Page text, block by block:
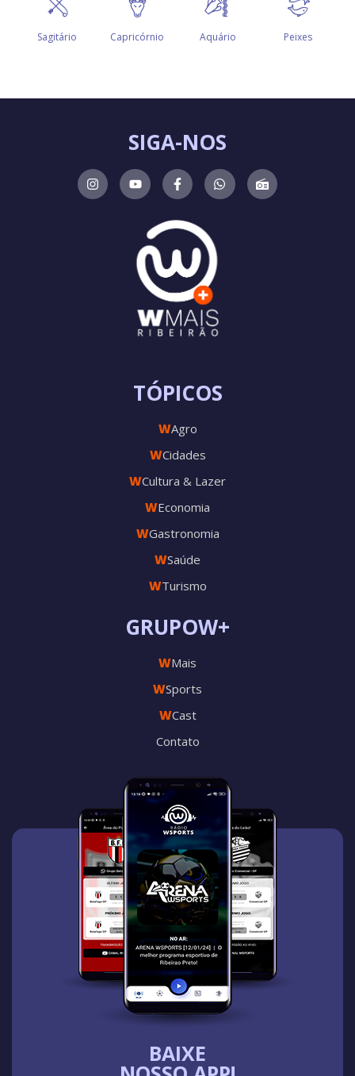
BAIXE
GRUPOW+
WMais
WSports
WCast
Contato
TÓPICOS
WAgro
WCidades
WCultura & Lazer
WEconomia
WGastronomia
WSaúde
WTurismo
SIGA-NOS